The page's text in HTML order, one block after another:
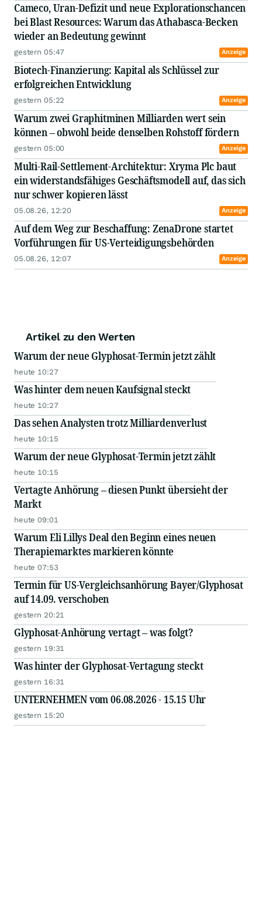
Cameco, Uran-Defizit und neue Explorationschancen
bei Blast Resources: Warum das Athabasca-Becken
wieder an Bedeutung gewinnt
gestern 05:47 Anzeige
Biotech-Finanzierung: Kapital als Schlüssel zur
erfolgreichen Entwicklung
gestern 05:22 Anzeige
Warum zwei Graphitminen Milliarden wert sein
können – obwohl beide denselben Rohstoff fördern
gestern 05:00 Anzeige
Multi-Rail-Settlement-Architektur: Xryma Plc baut
ein widerstandsfähiges Geschäftsmodell auf, das sich
nur schwer kopieren lässt
05.08.26, 12:20 Anzeige
Auf dem Weg zur Beschaffung: ZenaDrone startet
Vorführungen für US-Verteidigungsbehörden
05.08.26, 12:07 Anzeige
Artikel zu den Werten
Warum der neue Glyphosat-Termin jetzt zählt
heute 10:27
Was hinter dem neuen Kaufsignal steckt
heute 10:27
Das sehen Analysten trotz Milliardenverlust
heute 10:15
Warum der neue Glyphosat-Termin jetzt zählt
heute 10:15
Vertagte Anhörung – diesen Punkt übersieht der
Markt
heute 09:01
Warum Eli Lillys Deal den Beginn eines neuen
Therapiemarktes markieren könnte
heute 07:53
Termin für US-Vergleichsanhörung Bayer/Glyphosat
auf 14.09. verschoben
gestern 20:21
Glyphosat-Anhörung vertagt – was folgt?
gestern 19:31
Was hinter der Glyphosat-Vertagung steckt
gestern 16:31
UNTERNEHMEN vom 06.08.2026 - 15.15 Uhr
gestern 15:20